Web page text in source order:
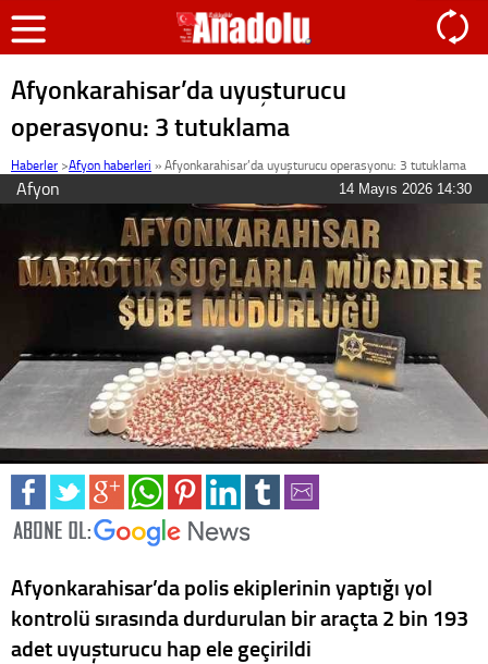
Afyonkarahisar’da uyuşturucu
operasyonu: 3 tutuklama
Haberler >Afyon haberleri »Afyonkarahisar’da uyuşturucu operasyonu: 3 tutuklama
Afyon 14 Mayıs 2026 14:30
Afyonkarahisar’da polis ekiplerinin yaptığı yol
kontrolü sırasında durdurulan bir araçta 2 bin 193
adet uyuşturucu hap ele geçirildi